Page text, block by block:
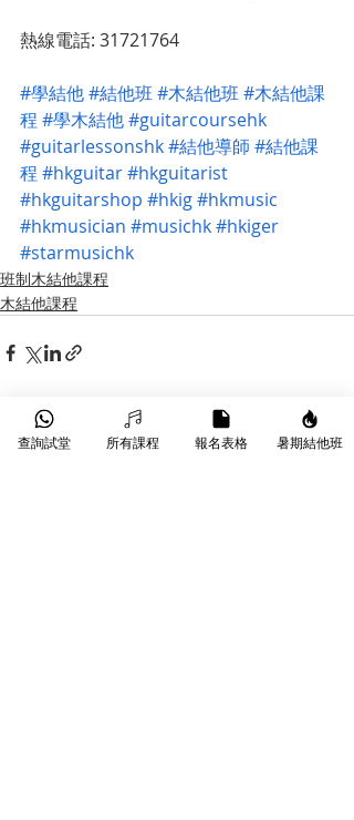
熱線電話: 31721764
#學結他#結他班#木結他班#木結他課
程 #學木結他#guitarcoursehk
#guitarlessonshk#結他導師 #結他課
程 #hkguitar#hkguitarist
#hkguitarshop #hkig#hkmusic
#hkmusician #musichk#hkiger
#starmusichk
班制木結他課程
木結他課程
最新文章 查看全部
查詢試堂 所有課程 報名表格 暑期結他班